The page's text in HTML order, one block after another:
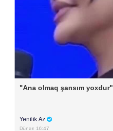
"Ana olmaq şansım yoxdur"
Yenilik.Az
Dünən 16:47